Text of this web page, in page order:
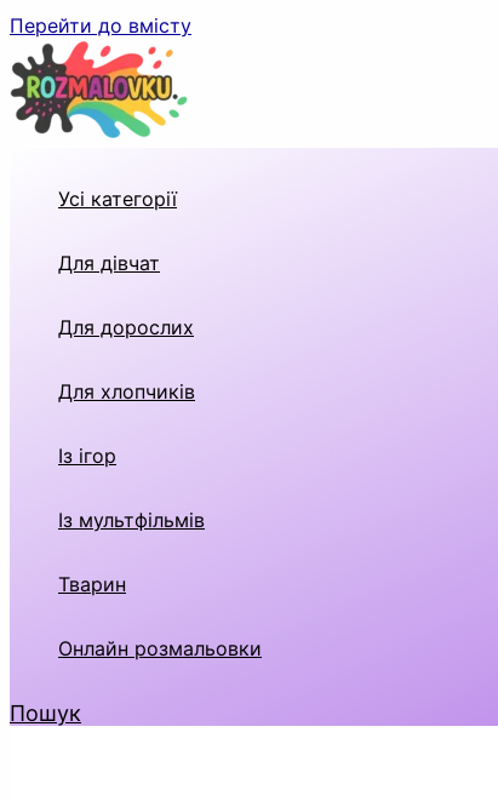
Перейти до вмісту
Усі категорії
Для дівчат
Для дорослих
Для хлопчиків
Із ігор
Із мультфільмів
Тварин
Онлайн розмальовки
Пошук